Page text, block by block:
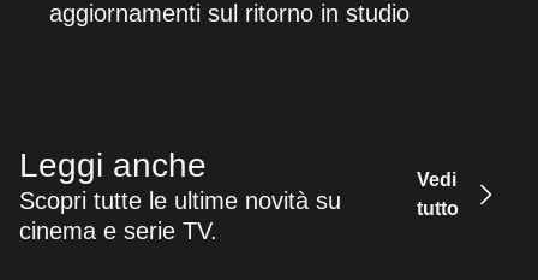
aggiornamenti sul ritorno in studio
Leggi anche
Scopri tutte le ultime novità su
cinema e serie TV.
Vedi
tutto